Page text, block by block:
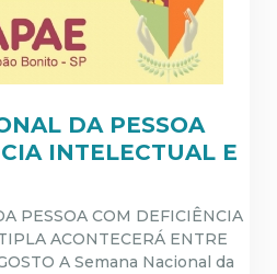
DA PESSOA
INTELECTUAL E
PESSOA COM DEFICIÊNCIA
ACONTECERÁ ENTRE
A Semana Nacional da